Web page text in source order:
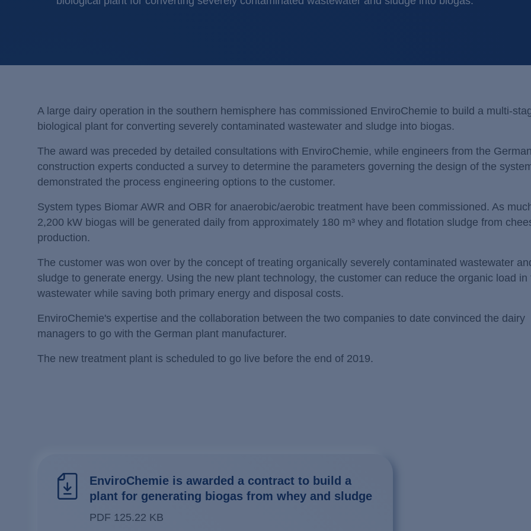
Млекопреработвателни
Химическа индустрия /
Хранително-вкусова
A large dairy operation in the southern hemisphere has commissioned EnviroChemie to build a multi-
biological plant for converting severely contaminated wastewater and sludge into biogas.
The award was preceded by detailed consultations with EnviroChemie, while engineers from the
construction experts conducted a survey to determine the parameters governing the design of the
demonstrated the process engineering options to the customer.
System types Biomar AWR and OBR for anaerobic/aerobic treatment have been commissioned. As
2,200 kW biogas will be generated daily from approximately 180 m³ whey and flotation sludge from
production.
The customer was won over by the concept of treating organically severely contaminated wastewater
sludge to generate energy. Using the new plant technology, the customer can reduce the organic load in
wastewater while saving both primary energy and disposal costs.
EnviroChemie's expertise and the collaboration between the two companies to date convinced the dairy
managers to go with the German plant manufacturer.
The new treatment plant is scheduled to go live before the end of 2019.
EnviroChemie is awarded a contract to build a
plant for generating biogas from whey and sludge
PDF 125.22 KB